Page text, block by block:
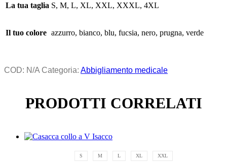
La tua taglia S, M, L, XL, XXL, XXXL, 4XL
Il tuo colore azzurro, bianco, blu, fucsia, nero, prugna, verde
COD: N/A Categoria: Abbigliamento medicale
PRODOTTI CORRELATI
S M L XL XXL